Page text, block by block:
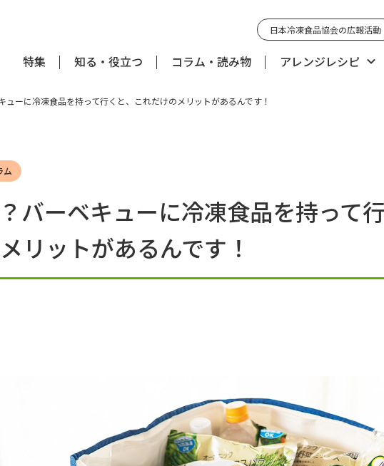
日本冷凍食品協会の広報活動
特集 知る・役立つ コラム・読み物 アレンジレシピ
ューに冷凍食品を持って行くと、これだけのメリットがあるんです！
ム
バーベキューに冷凍食品を持って
リットがあるんです！